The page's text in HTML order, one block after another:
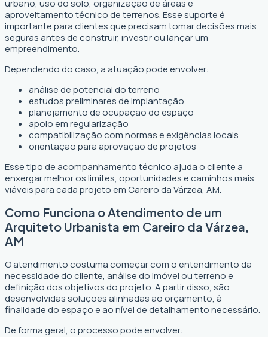
urbano, uso do solo, organização de áreas e
aproveitamento técnico de terrenos. Esse suporte é
importante para clientes que precisam tomar decisões mais
seguras antes de construir, investir ou lançar um
empreendimento.
Dependendo do caso, a atuação pode envolver:
análise de potencial do terreno
estudos preliminares de implantação
planejamento de ocupação do espaço
apoio em regularização
compatibilização com normas e exigências locais
orientação para aprovação de projetos
Esse tipo de acompanhamento técnico ajuda o cliente a
enxergar melhor os limites, oportunidades e caminhos mais
viáveis para cada projeto em Careiro da Várzea, AM.
Como Funciona o Atendimento de um
Arquiteto Urbanista em Careiro da Várzea,
AM
O atendimento costuma começar com o entendimento da
necessidade do cliente, análise do imóvel ou terreno e
definição dos objetivos do projeto. A partir disso, são
desenvolvidas soluções alinhadas ao orçamento, à
finalidade do espaço e ao nível de detalhamento necessário.
De forma geral, o processo pode envolver: